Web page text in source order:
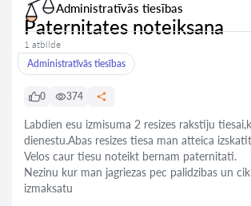
Administratīvās tiesības
Paternitates noteiksana
1 atbilde
Administratīvās tiesības
0 374
Labdien esu izmisuma 2 resizes rakstiju
dienestu.Abas resizes tiesa man atteica
Velos caur tiesu noteikt bernam paternitati.
Nezinu kur man jagriezas pec palidzibas un
izmaksatu